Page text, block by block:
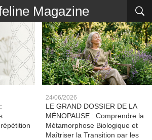
Magazine
24/06/2026
LE GRAND DOSSIER DE LA
MÉNOPAUSE : Comprendre la
Métamorphose Biologique et
Maîtriser la Transition par les